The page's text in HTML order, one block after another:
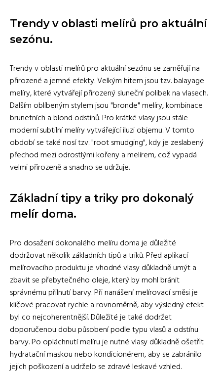
Trendy v oblasti melírů pro aktuální
sezónu.
Trendy v oblasti melírů pro aktuální sezónu se zaměřují na
přirozené a jemné efekty. Velkým hitem jsou tzv. balayage
melíry, které vytvářejí přirozený sluneční polibek na vlasech.
Dalším oblíbeným stylem jsou "bronde" melíry, kombinace
brunetních a blond odstínů. Pro krátké vlasy jsou stále
moderní subtilní melíry vytvářející iluzi objemu. V tomto
období se také nosí tzv. "root smudging", kdy je zeslabený
přechod mezi odrostlými kořeny a melírem, což vypadá
velmi přirozeně a snadno se udržuje.
Základní tipy a triky pro dokonalý
melír doma.
Pro dosažení dokonalého melíru doma je důležité
dodržovat několik základních tipů a triků. Před aplikací
melírovacího produktu je vhodné vlasy důkladně umýt a
zbavit se přebytečného oleje, který by mohl bránit
správnému přilnutí barvy. Při nanášení melírovací směsi je
klíčové pracovat rychle a rovnoměrně, aby výsledný efekt
byl co nejcoherentnější. Důležité je také dodržet
doporučenou dobu působení podle typu vlasů a odstínu
barvy. Po opláchnutí melíru je nutné vlasy důkladně ošetřit
hydratační maskou nebo kondicionérem, aby se zabránilo
jejich poškození a udrželo se zdravé leskavé vzhled.